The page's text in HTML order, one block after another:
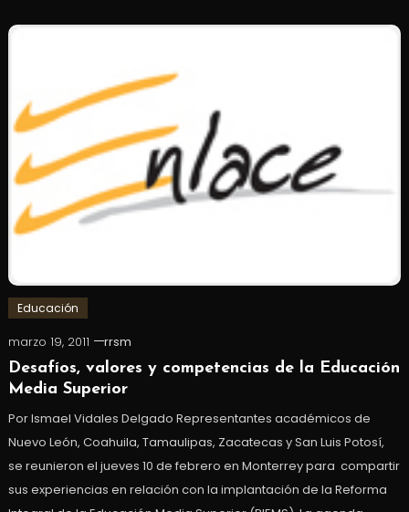
Educación
marzo 19, 2011
rrsm
Desafíos, valores y competencias de la Educación
Media Superior
Por Ismael Vidales Delgado Representantes académicos de
Nuevo León, Coahuila, Tamaulipas, Zacatecas y San Luis Potosí,
se reunieron el jueves 10 de febrero en Monterrey para compartir
sus experiencias en relación con la implantación de la Reforma